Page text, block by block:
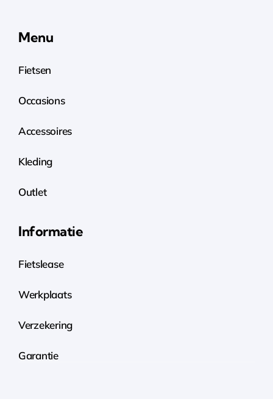
Menu
Fietsen
Occasions
Accessoires
Kleding
Outlet
Informatie
Fietslease
Werkplaats
Verzekering
Garantie